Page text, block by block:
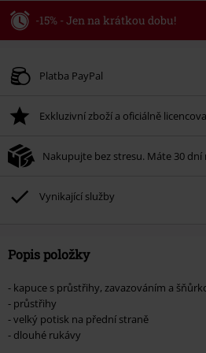
-15% - Jen na krátkou dobu!
Platné do 8/9/26
Po zadání kódu v košíku, se sleva uplatní
Nelze kombinovat s jinými akciovými kódy.
média, vstupenky, Rammstein, (Till)
podpoříte nadaci.
Platba PayPal
Exkluzivní zboží a oficiálně
Nakupujte bez stresu. Máte 30 dní
Vynikající služby
Popis položky
- kapuce s průstřihy, zavazováním a
- průstřihy
- velký potisk na přední straně
- dlouhé rukávy